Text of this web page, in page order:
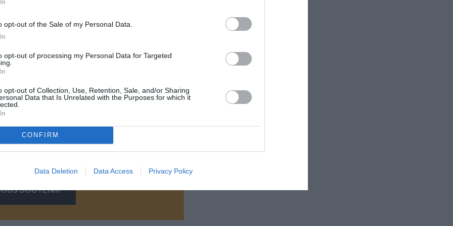
opt-out of the Sale of my Personal Data.
opt-out of processing my Personal Data for Targeted
opt-out of Collection, Use, Retention, Sale, and/or Sharing
Data that Is Unrelated with the Purposes for which it
CONFIRM
Data Deletion Data Access Privacy Policy
de façade visant à masquer aux médias, au
du désastre humain qu’elle est en train de
de la suppression de 1000 emplois quoiqu’il
représentés au CCE ont voté à l’unanimité une
sur les comptes et la stratégie de la
apprécié l’article ?
nous, faites un don !
SOUTENIR